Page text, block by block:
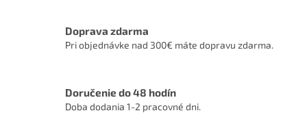
Doprava zdarma
Pri objednávke nad 300€ máte dopravu zdarma.
Doručenie do 48 hodín
Doba dodania 1-2 pracovné dni.